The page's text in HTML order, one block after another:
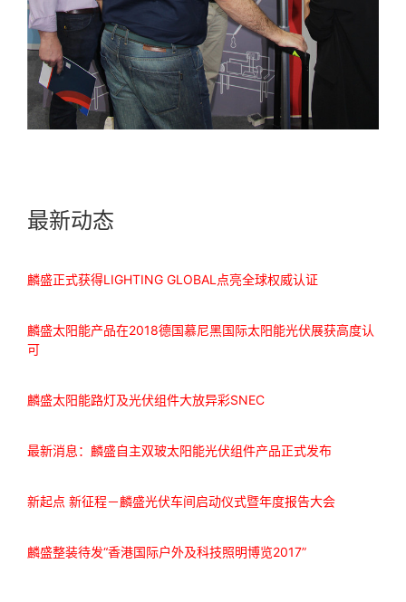
最新动态
麟盛正式获得LIGHTING GLOBAL点亮全球权威认证
麟盛太阳能产品在2018德国慕尼黑国际太阳能光伏展获高度认
可
麟盛太阳能路灯及光伏组件大放异彩SNEC
最新消息：麟盛自主双玻太阳能光伏组件产品正式发布
新起点 新征程－麟盛光伏车间启动仪式暨年度报告大会
麟盛整装待发“香港国际户外及科技照明博览2017”